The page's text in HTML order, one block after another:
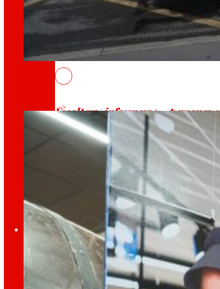
Promovem la satisfacció i el
Escoltemiinformemlespersones
lasostenibilitat
Ocupació
El talentel nostre motor
EROSKI se suma un any més a
27/03/2026